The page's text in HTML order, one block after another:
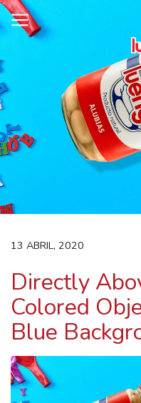
Skip
to
content
13 ABRIL, 2020
Directly
Colored
Blue